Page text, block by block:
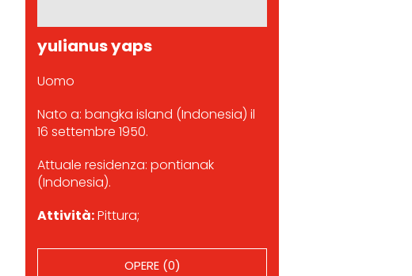
yulianus yaps
Uomo
Nato a: bangka island (Indonesia) il
16 settembre 1950.
Attuale residenza: pontianak
(Indonesia).
Attività:Pittura;
OPERE (0)